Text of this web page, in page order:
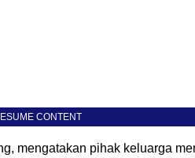
CONTENT
mengatakan pihak keluarga